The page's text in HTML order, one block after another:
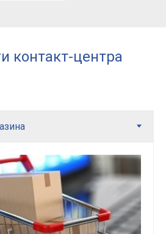
контакт-центра